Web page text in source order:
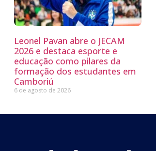
Leonel Pavan abre o JECAM
2026 e destaca esporte e
educação como pilares da
formação dos estudantes em
Camboriú
6 de agosto de 2026